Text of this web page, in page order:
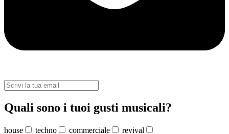
Quali sono i tuoi gusti musicali?
house techno commerciale
revival